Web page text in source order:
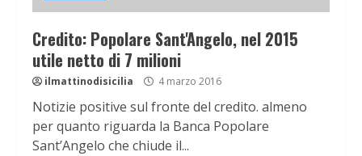
Credito: Popolare Sant'Angelo, nel 2015
utile netto di 7 milioni
ilmattinodisicilia 4 marzo 2016
Notizie positive sul fronte del credito. almeno
per quanto riguarda la Banca Popolare
Sant’Angelo che chiude il...